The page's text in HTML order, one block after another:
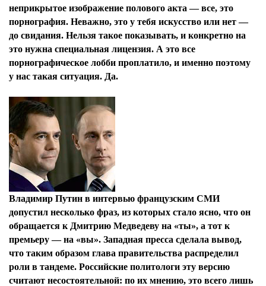
неприкрытое изображение полового акта — все, это
порнография. Неважно, это у тебя искусство или нет —
до свидания. Нельзя такое показывать, и конкретно на
это нужна специальная лицензия. А это все
порнографическое лобби проплатило, и именно поэтому
у нас такая ситуация. Да.
Владимир Путин в интервью французским СМИ
допустил несколько фраз, из которых стало ясно, что он
обращается к Дмитрию Медведеву на «ты», а тот к
премьеру — на «вы». Западная пресса сделала вывод,
что таким образом глава правительства распределил
роли в тандеме. Российские политологи эту версию
считают несостоятельной: по их мнению, это всего лишь